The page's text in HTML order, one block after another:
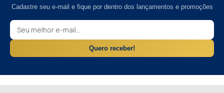
Cadastre seu e-mail e fique por dentro dos lançamentos e promoções
Quero receber!